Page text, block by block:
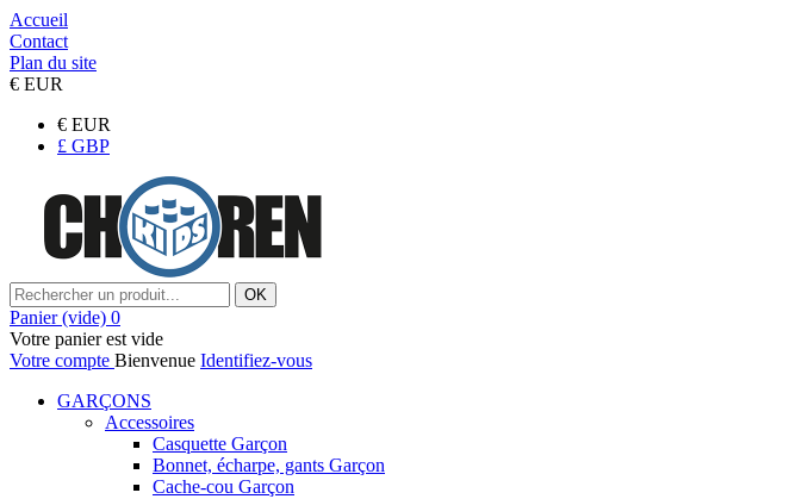
Accueil
Contact
Plan du site
€ EUR
€ EUR
£ GBP
OK
Panier (vide) 0
Votre panier est vide
Votre compte Bienvenue Identifiez-vous
GARÇONS
Accessoires
Casquette Garçon
Bonnet, écharpe, gants Garçon
Cache-cou Garçon